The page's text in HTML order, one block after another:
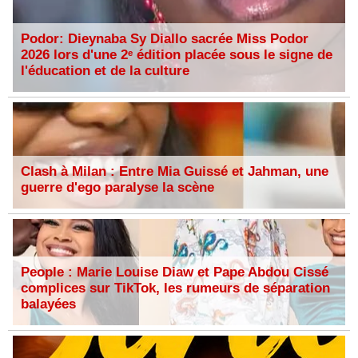
Podor: Dieynaba Sy Diallo sacrée Miss Podor
2026 lors d'une 2ᵉ édition placée sous le signe de
l'éducation et de la culture
Clash à Milan : Entre Mia Guissé et Jahman, une
guerre d'ego paralyse la scène
People : Marie Louise Diaw et Pape Abdou Cissé
complices sur TikTok, les rumeurs de séparation
balayées